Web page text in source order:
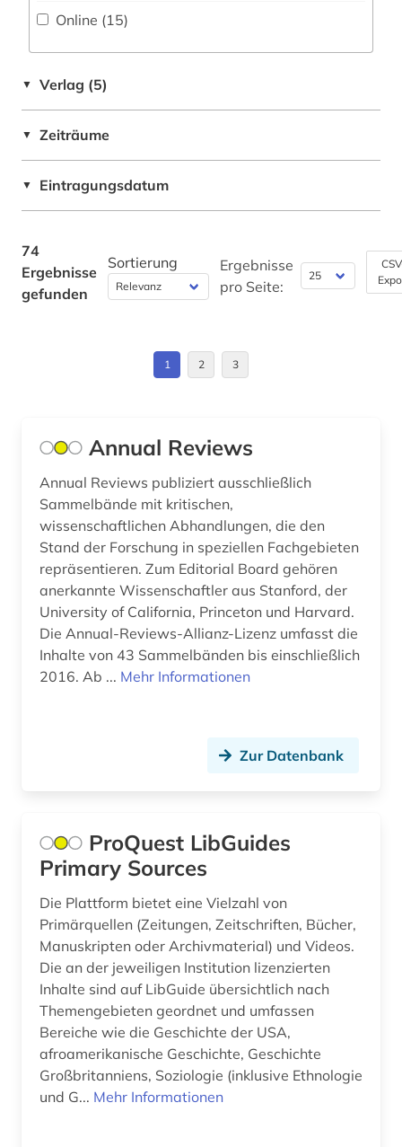
indien (1)
indikatoren (1)
jainismus (1)
karibik (1)
kriminalität (1)
kriminologie (1)
kultur (2)
kultursoziologie (1)
kunst (1)
landwirtschaft (3)
lateinamerika (1)
max (1)
medientheorie (1)
medienwissenschaft (1)
medizin (6)
migration (5)
mitgliedsstaaten (4)
Online (15)
▼ Verlag (5)
▼ Zeiträume
▼ Eintragungsdatum
74
Ergebnisse
gefunden
Sortierung
Ergebnisse
pro Seite:
1 2 3
Annual Reviews
Annual Reviews publiziert ausschließlich
Sammelbände mit kritischen,
wissenschaftlichen Abhandlungen, die den
Stand der Forschung in speziellen Fachgebieten
repräsentieren. Zum Editorial Board gehören
anerkannte Wissenschaftler aus Stanford, der
University of California, Princeton und Harvard.
Die Annual-Reviews-Allianz-Lizenz umfasst die
Inhalte von 43 Sammelbänden bis einschließlich
2016. Ab ... Mehr Informationen
Zur Datenbank
ProQuest LibGuides
Primary Sources
Die Plattform bietet eine Vielzahl von
Primärquellen (Zeitungen, Zeitschriften, Bücher,
Manuskripten oder Archivmaterial) und Videos.
Die an der jeweiligen Institution lizenzierten
Inhalte sind auf LibGuide übersichtlich nach
Themengebieten geordnet und umfassen
Bereiche wie die Geschichte der USA,
afroamerikanische Geschichte, Geschichte
Großbritanniens, Soziologie (inklusive Ethnologie
und G... Mehr Informationen